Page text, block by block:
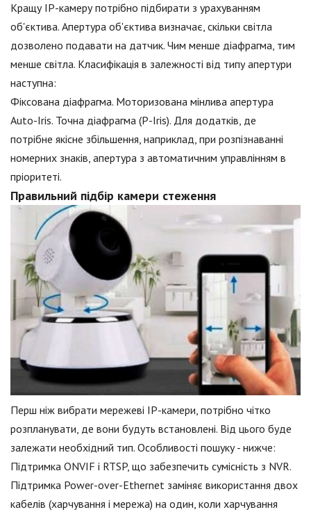
Кращу IP-камеру потрібно підбирати з урахуванням
об'єктива. Апертура об'єктива визначає, скільки світла
дозволено подавати на датчик. Чим менше діафрагма, тим
менше світла. Класифікація в залежності від типу апертури
наступна:
Фіксована діафрагма. Моторизована мінлива апертура
Auto-Iris. Точна діафрагма (P-Iris). Для додатків, де
потрібне якісне збільшення, наприклад, при розпізнаванні
номерних знаків, апертура з автоматичним управлінням в
пріоритеті.
Правильний підбір камери стеження
Перш ніж вибрати мережеві IP-камери, потрібно чітко
розпланувати, де вони будуть встановлені. Від цього буде
залежати необхідний тип. Особливості пошуку - нижче:
Підтримка ONVIF і RTSP, що забезпечить сумісність з NVR.
Підтримка Power-over-Ethernet заміняє використання двох
кабелів (харчування і мережа) на один, коли харчування